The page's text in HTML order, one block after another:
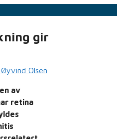
gir
Olsen
av
retina